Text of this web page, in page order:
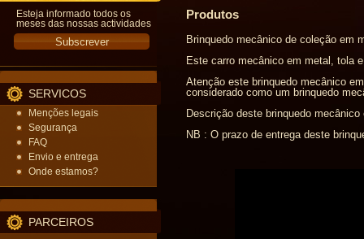
Esteja informado todos os
meses das nossas actividades
SERVICOS
Menções legais
Segurança
FAQ
Envio e entrega
Onde estamos?
PARCEIROS
Produtos
Brinquedo mecânico de coleção em
Este carro mecânico em metal, tola
Atenção este brinquedo mecânico
considerado como um brinquedo
Descrição deste brinquedo
NB : O prazo de entrega deste